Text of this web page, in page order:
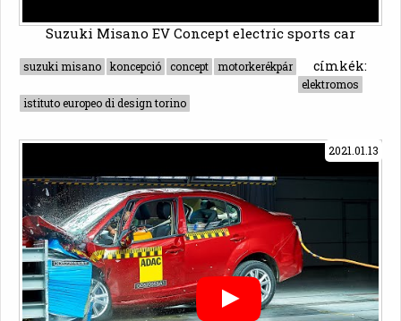
Suzuki Misano EV Concept electric sports car
címkék:
suzuki misano koncepció concept
motorkerékpár
elektromos
istituto europeo di design torino
2021.01.13